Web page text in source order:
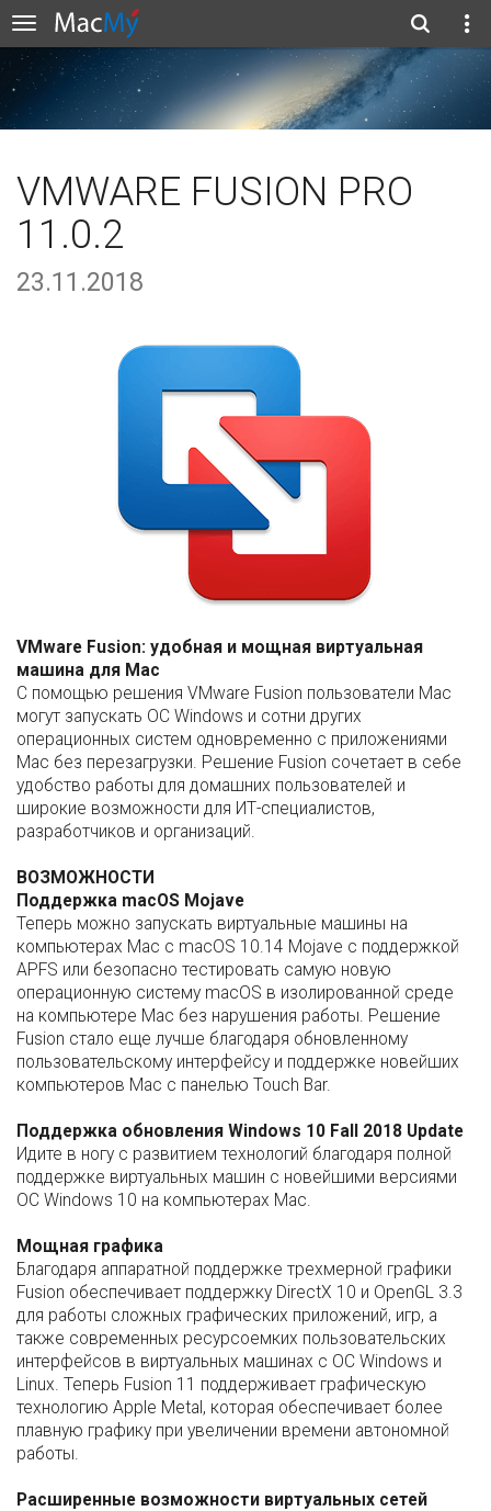
VMWARE FUSION PRO
11.0.2
23.11.2018
VMware Fusion: удобная и мощная виртуальная
машина для Mac
С помощью решения VMware Fusion пользователи Mac
могут запускать ОС Windows и сотни других
операционных систем одновременно с приложениями
Mac без перезагрузки. Решение Fusion сочетает в себе
удобство работы для домашних пользователей и
широкие возможности для ИТ-специалистов,
разработчиков и организаций.
ВОЗМОЖНОСТИ
Поддержка macOS Mojave
Теперь можно запускать виртуальные машины на
компьютерах Mac с macOS 10.14 Mojave с поддержкой
APFS или безопасно тестировать самую новую
операционную систему macOS в изолированной среде
на компьютере Mac без нарушения работы. Решение
Fusion стало еще лучше благодаря обновленному
пользовательскому интерфейсу и поддержке новейших
компьютеров Mac с панелью Touch Bar.
Поддержка обновления Windows 10 Fall 2018 Update
Идите в ногу с развитием технологий благодаря полной
поддержке виртуальных машин с новейшими версиями
ОС Windows 10 на компьютерах Mac.
Мощная графика
Благодаря аппаратной поддержке трехмерной графики
Fusion обеспечивает поддержку DirectX 10 и OpenGL 3.3
для работы сложных графических приложений, игр, а
также современных ресурсоемких пользовательских
интерфейсов в виртуальных машинах с ОС Windows и
Linux. Теперь Fusion 11 поддерживает графическую
технологию Apple Metal, которая обеспечивает более
плавную графику при увеличении времени автономной
работы.
Расширенные возможности виртуальных сетей